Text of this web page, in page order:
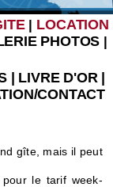
| LOCATION
PHOTOS |
| LIVRE D'OR|
CONTACT
gîte, mais il peut
le tarif week-